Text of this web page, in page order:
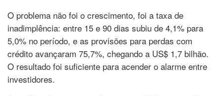
O problema não foi o crescimento, foi a taxa de
inadimplência: entre 15 e 90 dias subiu de 4,1% para
5,0% no período, e as provisões para perdas com
crédito avançaram 75,7%, chegando a US$ 1,7 bilhão.
O resultado foi suficiente para acender o alarme entre
investidores.